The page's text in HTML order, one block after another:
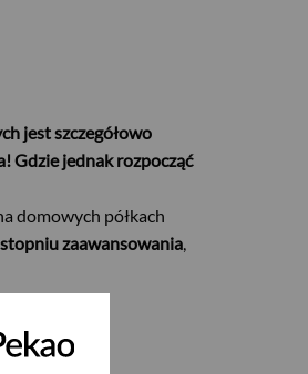
jest szczegółowo
Gdzie jednak rozpocząć
domowych półkach
zaawansowania,